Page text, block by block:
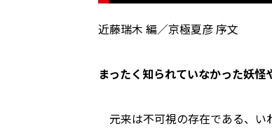
近藤瑞木 編／京極夏彦 序文
まったく知られていなかった妖
元来は不可視の存在である、い